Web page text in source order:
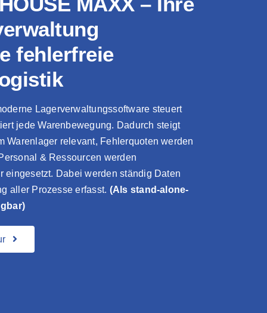
fehlerfreie
Lagerverwaltungssoftware steuert
jede Warenbewegung. Dadurch steigt
Warenlager relevant, Fehlerquoten werden
& Ressourcen werden
eingesetzt. Dabei werden ständig Daten
aller Prozesse erfasst. (Als stand-alone-